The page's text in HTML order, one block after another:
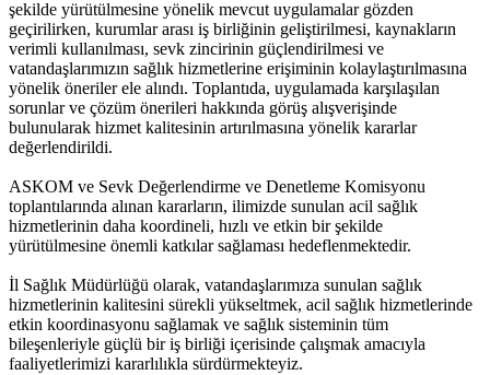
şekilde yürütülmesine yönelik mevcut uygulamalar gözden
geçirilirken, kurumlar arası iş birliğinin geliştirilmesi, kaynakların
verimli kullanılması, sevk zincirinin güçlendirilmesi ve
vatandaşlarımızın sağlık hizmetlerine erişiminin kolaylaştırılmasına
yönelik öneriler ele alındı. Toplantıda, uygulamada karşılaşılan
sorunlar ve çözüm önerileri hakkında görüş alışverişinde
bulunularak hizmet kalitesinin artırılmasına yönelik kararlar
değerlendirildi.
ASKOM ve Sevk Değerlendirme ve Denetleme Komisyonu
toplantılarında alınan kararların, ilimizde sunulan acil sağlık
hizmetlerinin daha koordineli, hızlı ve etkin bir şekilde
yürütülmesine önemli katkılar sağlaması hedeflenmektedir.
İl Sağlık Müdürlüğü olarak, vatandaşlarımıza sunulan sağlık
hizmetlerinin kalitesini sürekli yükseltmek, acil sağlık hizmetlerinde
etkin koordinasyonu sağlamak ve sağlık sisteminin tüm
bileşenleriyle güçlü bir iş birliği içerisinde çalışmak amacıyla
faaliyetlerimizi kararlılıkla sürdürmekteyiz.